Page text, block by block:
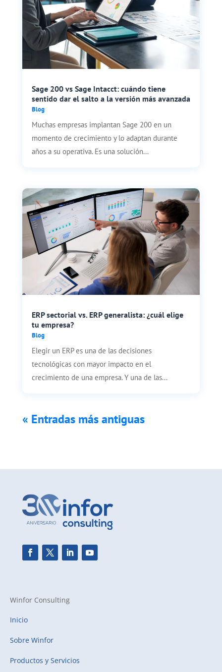
Sage 200 vs Sage Intacct: cuándo tiene
sentido dar el salto a la versión más avanzada
Blog
Muchas empresas implantan Sage 200 en un
momento de crecimiento y lo adaptan durante
años a su operativa. Es una solución...
ERP sectorial vs. ERP generalista: ¿cuál elige
tu empresa?
Blog
Elegir un ERP es una de las decisiones
tecnológicas con mayor impacto en el
crecimiento de una empresa. Y una de las...
« Entradas más antiguas
Winfor Consulting
Inicio
Sobre Winfor
Productos y Servicios